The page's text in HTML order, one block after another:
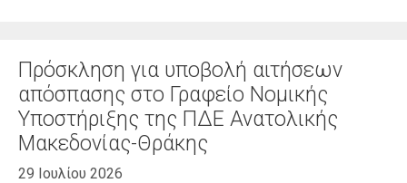
Πρόσκληση για υποβολή αιτήσεων
απόσπασης στο Γραφείο Νομικής
Υποστήριξης της ΠΔΕ Ανατολικής
Μακεδονίας-Θράκης
29 Ιουλίου 2026